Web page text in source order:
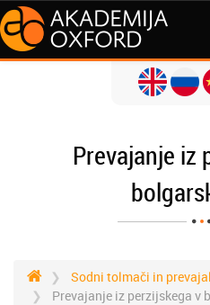
Prevajanje iz
Sodni tolmači in
Prevajanje iz perzijskega v